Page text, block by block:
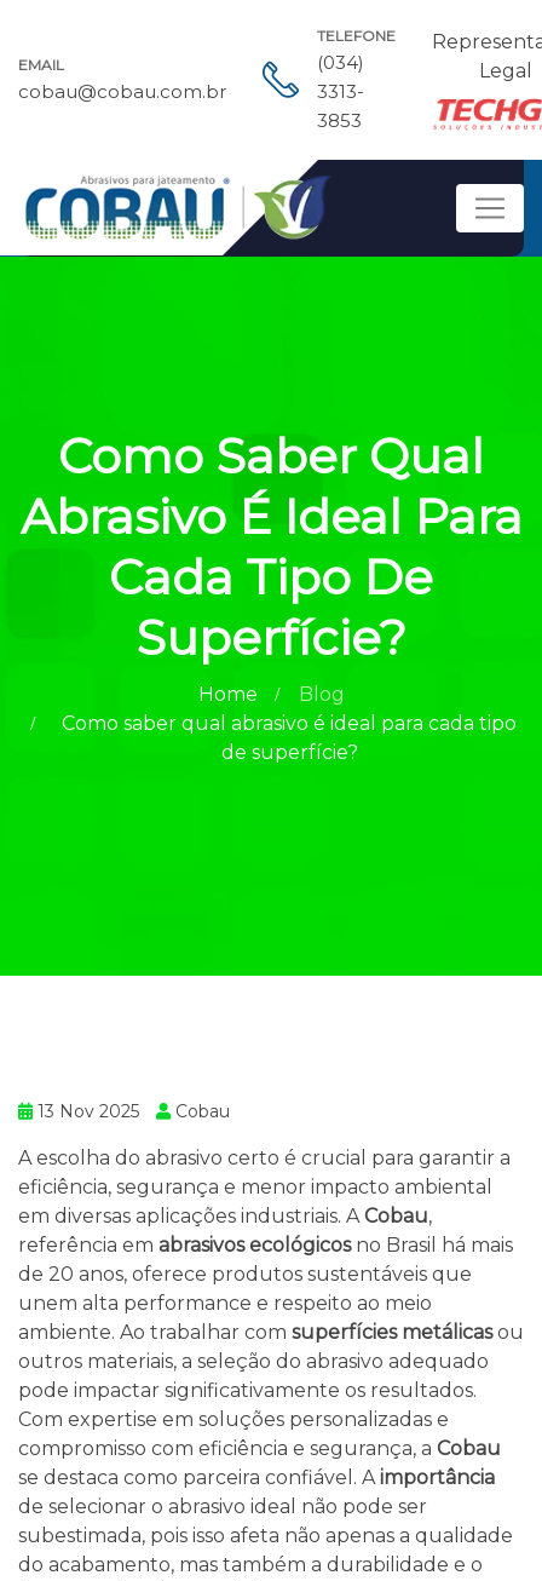
EMAIL
cobau@cobau.com.br
TELEFONE
(034)
3313-
3853
Legal
Como Saber Qual
Abrasivo É Ideal Para
Cada Tipo De
Superfície?
Home
Blog
Como saber qual abrasivo é ideal para cada tipo
de superfície?
13 Nov 2025 Cobau
A escolha do abrasivo certo é crucial para garantir a
eficiência, segurança e menor impacto ambiental
em diversas aplicações industriais. ACobau,
referência em abrasivos ecológicosno Brasil há mais
de 20 anos, oferece produtos sustentáveis que
unem alta performance e respeito ao meio
ambiente. Ao trabalhar com superfícies metálicasou
outros materiais, a seleção do abrasivo adequado
pode impactar significativamente os resultados.
Com expertise em soluções personalizadas e
compromisso com eficiência e segurança, a Cobau
se destaca como parceira confiável. Aimportância
de selecionar o abrasivo ideal não pode ser
subestimada, pois isso afeta não apenas a qualidade
do acabamento, mas também a durabilidade e o